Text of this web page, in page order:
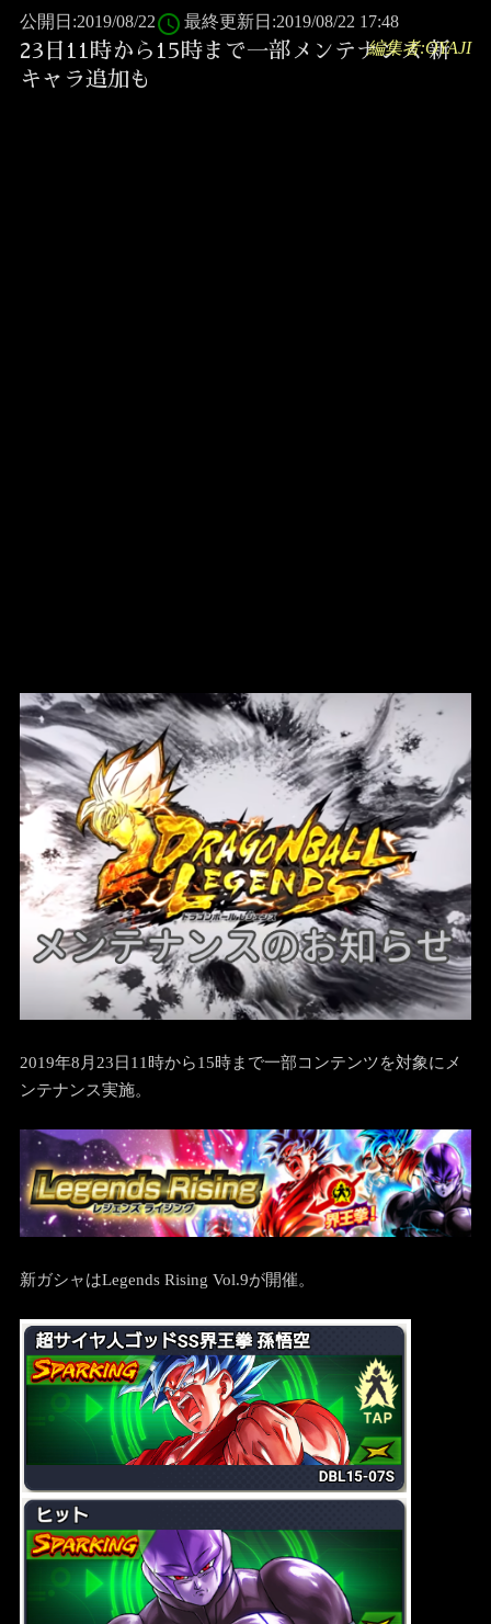
公開日:2019/08/22access_time 最終更新日:2019/08/22 17:48
23日11時から15時まで一部メンテナンス 新
キャラ追加も
編集者:OYAJI
2019年8月23日11時から15時まで一部コンテンツを対象にメ
ンテナンス実施。
新ガシャはLegends Rising Vol.9が開催。